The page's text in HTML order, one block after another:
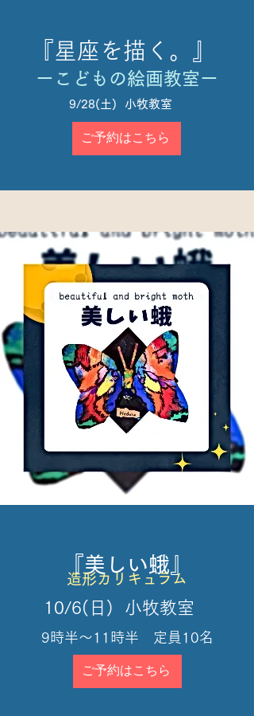
『星座を描く。』
ーこどもの絵画教室ー
9/28(土) 小牧教室
ご予約はこちら
『美しい蛾』
造形カリキュラム
10/6(日) 小牧教室
​9時半～11時半 定員10名
ご予約はこちら